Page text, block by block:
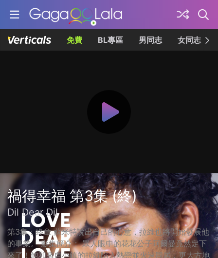
免費 BL專區 男同志 女同志
禍得幸福 第3集 (終)
Dil Dear Dil
第3集：終章 蘇米特說出自己的心意，拉維也將開始發展他
的事業。 影集簡介： 眾人眼中的花花公子阿爾曼竟然定下
來了！他和來自小鎮的拉維陷入熱戀並火速同居，更大方地